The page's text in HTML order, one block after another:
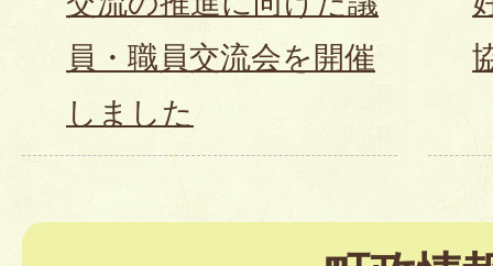
員・職員交流会を開催
しました